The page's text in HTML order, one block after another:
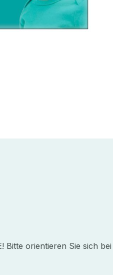
Bitte orientieren Sie sich